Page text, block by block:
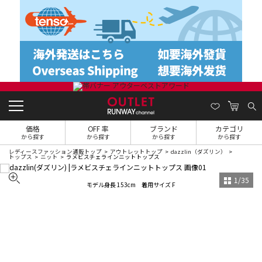
価格
から探す
OFF 率
から探す
ブランド
から探す
カテゴリ
から探す
レディースファッション通販トップ アウトレットトップ dazzlin（ダズリン）
トップス ニット ラメビスチェラインニットトップス
モデル身長 153cm 着用サイズ F 1 /35